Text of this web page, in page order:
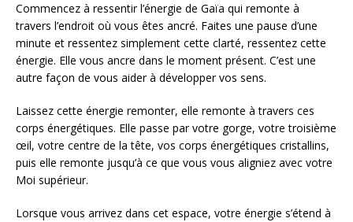
Commencez à ressentir l’énergie de Gaïa qui remonte à
travers l’endroit où vous êtes ancré. Faites une pause d’une
minute et ressentez simplement cette clarté, ressentez cette
énergie. Elle vous ancre dans le moment présent. C’est une
autre façon de vous aider à développer vos sens.
Laissez cette énergie remonter, elle remonte à travers ces
corps énergétiques. Elle passe par votre gorge, votre troisième
œil, votre centre de la tête, vos corps énergétiques cristallins,
puis elle remonte jusqu’à ce que vous vous aligniez avec votre
Moi supérieur.
Lorsque vous arrivez dans cet espace, votre énergie s’étend à